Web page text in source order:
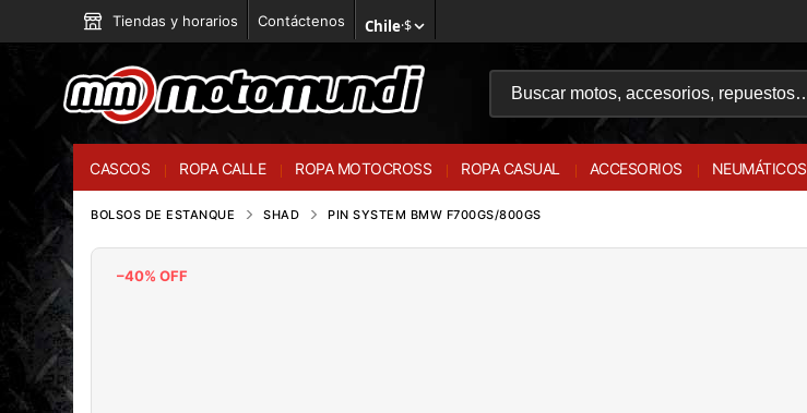
Tiendas y horarios Contáctenos Chile·$
CASCOS ROPA CALLE ROPA MOTOCROSS ROPA CASUAL ACCESORIOS NEUMÁTICOS
BOLSOS DE ESTANQUE SHAD PIN SYSTEM BMW F700GS/800GS
–40% OFF